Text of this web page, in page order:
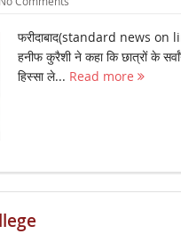
फरीदाबाद(standard news
हनीफ कुरैशी ने कहा कि छात्रों के
हिस्सा ले... Read more